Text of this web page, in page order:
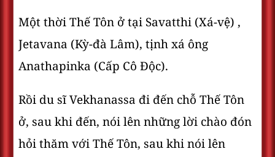
Một thời Thế Tôn ở tại Savatthi (Xá-vệ) ,
Jetavana (Kỳ-đà Lâm), tịnh xá ông
Anathapinka (Cấp Cô Ðộc).
Rồi du sĩ Vekhanassa đi đến chỗ Thế Tôn
ở, sau khi đến, nói lên những lời chào đón
hỏi thăm với Thế Tôn, sau khi nói lên